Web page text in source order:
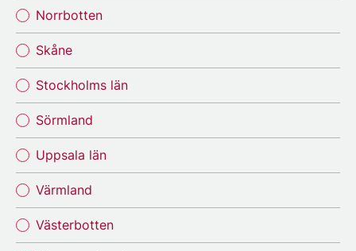
Norrbotten
Skåne
Stockholms län
Sörmland
Uppsala län
Värmland
Västerbotten